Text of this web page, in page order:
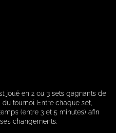
joué en 2 ou 3 sets gagnants de
tournoi. Entre chaque set,
(entre 3 et 5 minutes) afin
changements.